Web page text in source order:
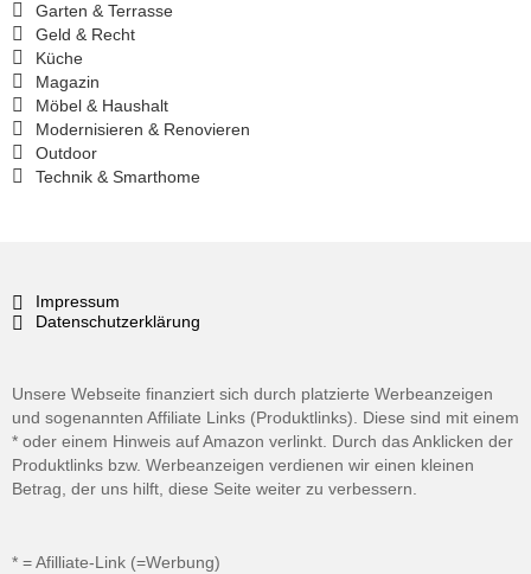
Garten & Terrasse
Geld & Recht
Küche
Magazin
Möbel & Haushalt
Modernisieren & Renovieren
Outdoor
Technik & Smarthome
Impressum
Datenschutzerklärung
Unsere Webseite finanziert sich durch platzierte Werbeanzeigen
und sogenannten Affiliate Links (Produktlinks). Diese sind mit einem
* oder einem Hinweis auf Amazon verlinkt. Durch das Anklicken der
Produktlinks bzw. Werbeanzeigen verdienen wir einen kleinen
Betrag, der uns hilft, diese Seite weiter zu verbessern.
* = Afilliate-Link (=Werbung)